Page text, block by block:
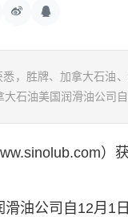
，胜牌、加拿大石油
石油美国润滑油公司自
）
滑油公司自12月1